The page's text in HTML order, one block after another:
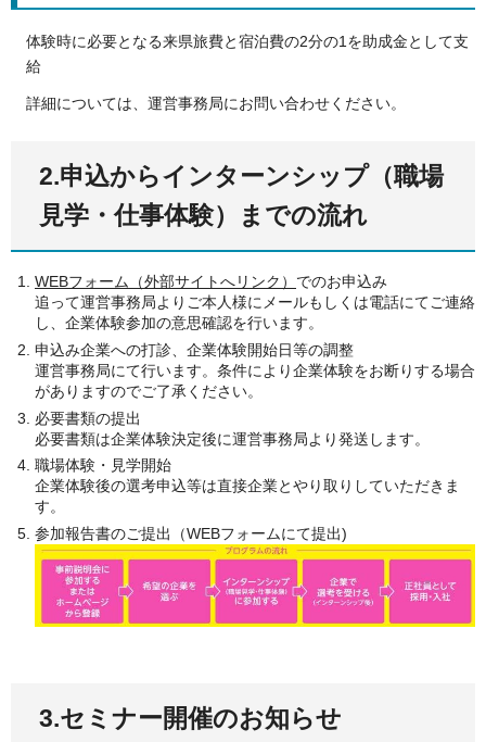
体験時に必要となる来県旅費と宿泊費の2分の1を助成金として支
給
詳細については、運営事務局にお問い合わせください。
2.申込からインターンシップ（職場
見学・仕事体験）までの流れ
WEBフォーム（外部サイトへリンク） でのお申込み
追って運営事務局よりご本人様にメールもしくは電話にてご連絡
し、企業体験参加の意思確認を行います。
申込み企業への打診、企業体験開始日等の調整
運営事務局にて行います。条件により企業体験をお断りする場合
がありますのでご了承ください。
必要書類の提出
必要書類は企業体験決定後に運営事務局より発送します。
職場体験・見学開始
企業体験後の選考申込等は直接企業とやり取りしていただきま
す。
参加報告書のご提出（WEBフォームにて提出)
3.セミナー開催のお知らせ